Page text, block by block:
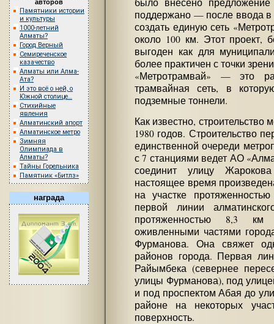
авторов
Памятники истории
и культуры
1000-летний
Алматы?
Город Верный
Семиреченское
казачество
Алматы или Алма-
Ата?
И это всё о ней, о
Южной столице…
Стихийные
явления
Алматинский апорт
Алматинское метро
Зимняя
Олимпиада в
Алматы?
Тайны Горельника
Памятник «Битлз»
награда
было внесено
поддержано — после ввода в
создать единую сеть
около 100 км. Этот проект,
выгоден как для
более практичен с точки
«Метротрамвай» — это
трамвайная сеть, в
подземные тоннели.
Как известно,
1980 годов. Строительство
единственной очереди
с 7 станциями ведет АО
соединит улицу
настоящее время
на участке
первой линии
протяженностью 8,3
оживленными частями
Фурманова. Она свяжет
районов города. Первая
Райымбека (севернее
улицы Фурманова), под
и под проспектом Абая до
районе на некоторых
поверхность.